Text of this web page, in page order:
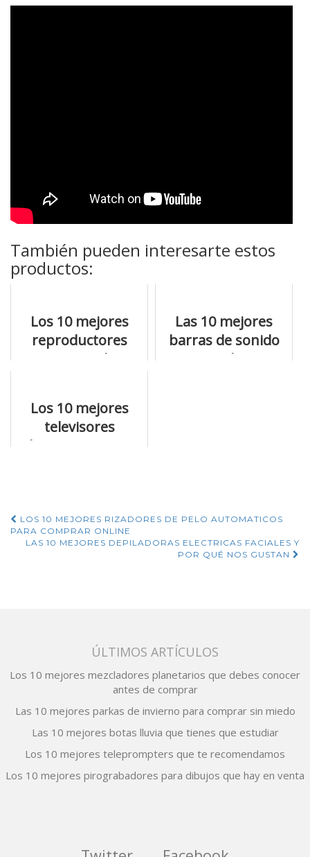
También pueden interesarte estos
productos:
Los 10 mejores
reproductores
mp3 portatil con
Las 10 mejores
barras de sonido
para pc al precio
Los 10 mejores
televisores
baratos que no
Navegación
de
LOS 10 MEJORES RIZADORES DE PELO AUTOMATICOS
PARA COMPRAR ONLINE
LAS 10 MEJORES DEPILADORAS ELECTRICAS FACIALES Y
POR QUÉ NOS GUSTAN
ÚLTIMOS ARTÍCULOS
Los 10 mejores mezcladores planetarios que debes conocer
antes de comprar
Las 10 mejores parkas de invierno para comprar sin miedo
Las 10 mejores botas lluvia que tienes que estudiar
Los 10 mejores teleprompters que te recomendamos
Los 10 mejores pirograbadores para dibujos que hay en venta